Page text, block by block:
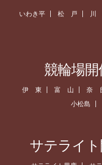
いわき平 松 戸 川
競輪場
伊 東 富 山 奈
小松島
サテライ